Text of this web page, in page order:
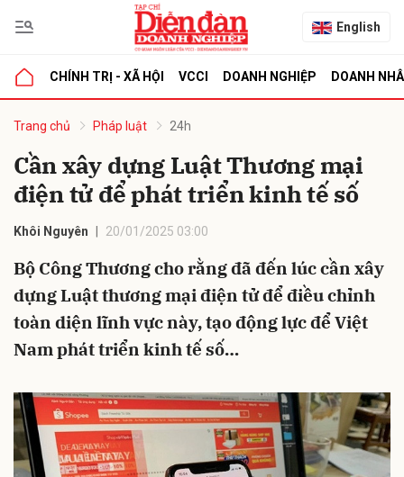
English
CHÍNH TRỊ - XÃ HỘI VCCI DOANH NGHIỆP DOANH
Trang chủ Pháp luật 24h
Cần xây dựng Luật Thương mại
điện tử để phát triển kinh tế số
Khôi Nguyên 20/01/2025 03:00
Bộ Công Thương cho rằng đã đến lúc cần xây
dựng Luật thương mại điện tử để điều chỉnh
toàn diện lĩnh vực này, tạo động lực để Việt
Nam phát triển kinh tế số…
luận
Hủy